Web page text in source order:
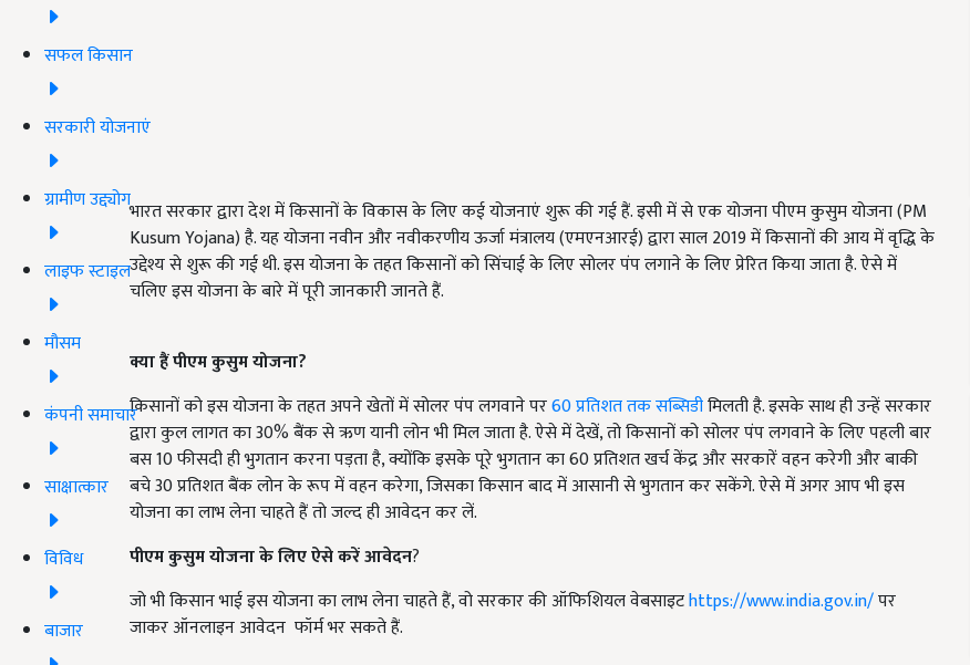
सफल किसान
सरकारी योजनाएं
ग्रामीण उद्द्योग
लाइफ स्टाइल
मौसम
कंपनी समाचार
साक्षात्कार
विविध
बाजार
भारत सरकार द्वारा देश में किसानों के विकास के लिए कई योजनाएं शुरू की गई हैं. इसी में से एक योजना पीएम कुसुम योजना (PM
Kusum Yojana) है. यह योजना नवीन और नवीकरणीय ऊर्जा मंत्रालय (एमएनआरई) द्वारा साल 2019 में किसानों की आय में वृद्धि के
उद्देश्य से शुरू की गई थी. इस योजना के तहत किसानों को सिंचाई के लिए सोलर पंप लगाने के लिए प्रेरित किया जाता है. ऐसे में
चलिए इस योजना के बारे में पूरी जानकारी जानते हैं.
क्या हैं पीएम कुसुम योजना?
किसानों को इस योजना के तहत अपने खेतों में सोलर पंप लगवाने पर60 प्रतिशत तक सब्सिडीमिलती है. इसके साथ ही उन्हें सरकार
द्वारा कुल लागत का 30% बैंक से ऋण यानी लोन भी मिल जाता है. ऐसे में देखें, तो किसानों को सोलर पंप लगवाने के लिए पहली बार
बस 10 फीसदी ही भुगतान करना पड़ता है, क्योंकि इसके पूरे भुगतान का 60 प्रतिशत खर्च केंद्र और सरकारें वहन करेगी और बाकी
बचे 30 प्रतिशत बैंक लोन के रूप में वहन करेगा, जिसका किसान बाद में आसानी से भुगतान कर सकेंगे. ऐसे में अगर आप भी इस
योजना का लाभ लेना चाहते हैं तो जल्द ही आवेदन कर लें.
पीएम कुसुम योजना के लिए ऐसे करें आवेदन?
जो भी किसान भाई इस योजना का लाभ लेना चाहते हैं, वो सरकार की ऑफिशियल वेबसाइटhttps://www.india.gov.in/पर
जाकर ऑनलाइन आवेदन फॉर्म भर सकते हैं.